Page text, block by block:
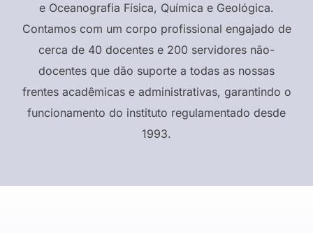
e Oceanografia Física, Química e Geológica.
Contamos com um corpo profissional engajado de
cerca de 40 docentes e 200 servidores não-
docentes que dão suporte a todas as nossas
frentes acadêmicas e administrativas, garantindo o
funcionamento do instituto regulamentado desde
1993.